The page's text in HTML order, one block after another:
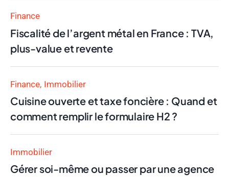
Finance
Fiscalité de l’argent métal en France : TVA,
plus-value et revente
Finance Immobilier
Cuisine ouverte et taxe foncière : Quand et
comment remplir le formulaire H2 ?
Immobilier
Gérer soi-même ou passer par une agence